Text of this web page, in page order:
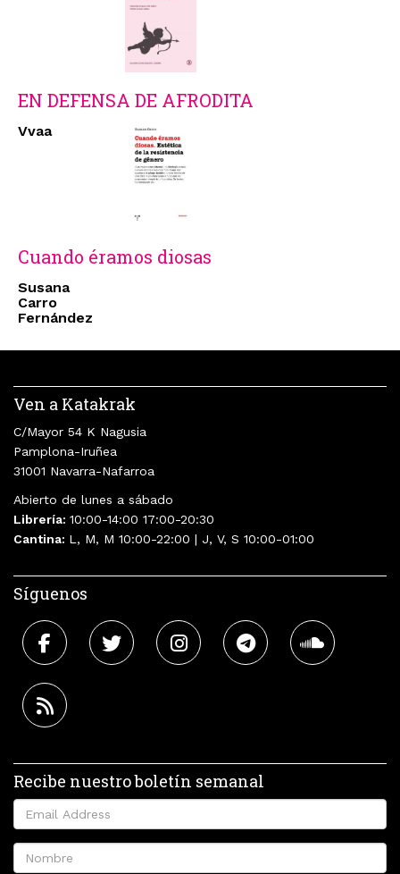
EN DEFENSA DE AFRODITA
Vvaa
Cuando éramos diosas
Susana
Carro
Fernández
Ven a Katakrak
C/Mayor 54 K Nagusia
Pamplona-Iruñea
31001 Navarra-Nafarroa
Abierto de lunes a sábado
Librería: 10:00-14:00 17:00-20:30
Cantina: L, M, M 10:00-22:00 | J, V, S 10:00-01:00
Síguenos
Recibe nuestro boletín semanal